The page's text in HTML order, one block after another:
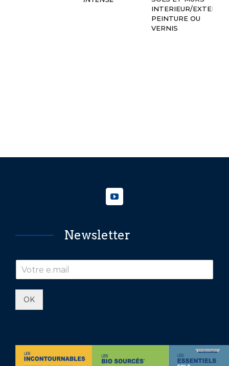
INTERIEUR/
PEINTURE OU
VERNIS
Newsletter
OK